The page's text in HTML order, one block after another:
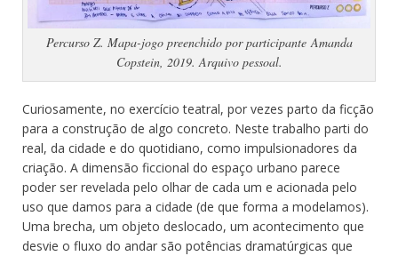
Percurso Z. Mapa-jogo preenchido por participante Amanda
Copstein, 2019. Arquivo pessoal.
Curiosamente, no exercício teatral, por vezes parto da ficção
para a construção de algo concreto. Neste trabalho parti do
real, da cidade e do quotidiano, como impulsionadores da
criação. A dimensão ficcional do espaço urbano parece
poder ser revelada pelo olhar de cada um e acionada pelo
uso que damos para a cidade (de que forma a modelamos).
Uma brecha, um objeto deslocado, um acontecimento que
desvie o fluxo do andar são potências dramatúrgicas que